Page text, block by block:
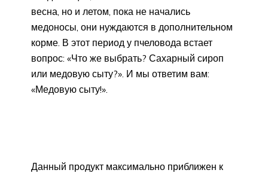
весна, но и летом, пока не начались
медоносы, они нуждаются в дополнительном
корме. В этот период у пчеловода встает
вопрос: «Что же выбрать? Сахарный сироп
или медовую сыту?». И мы ответим вам:
«Медовую сыту!».
Данный продукт максимально приближен к